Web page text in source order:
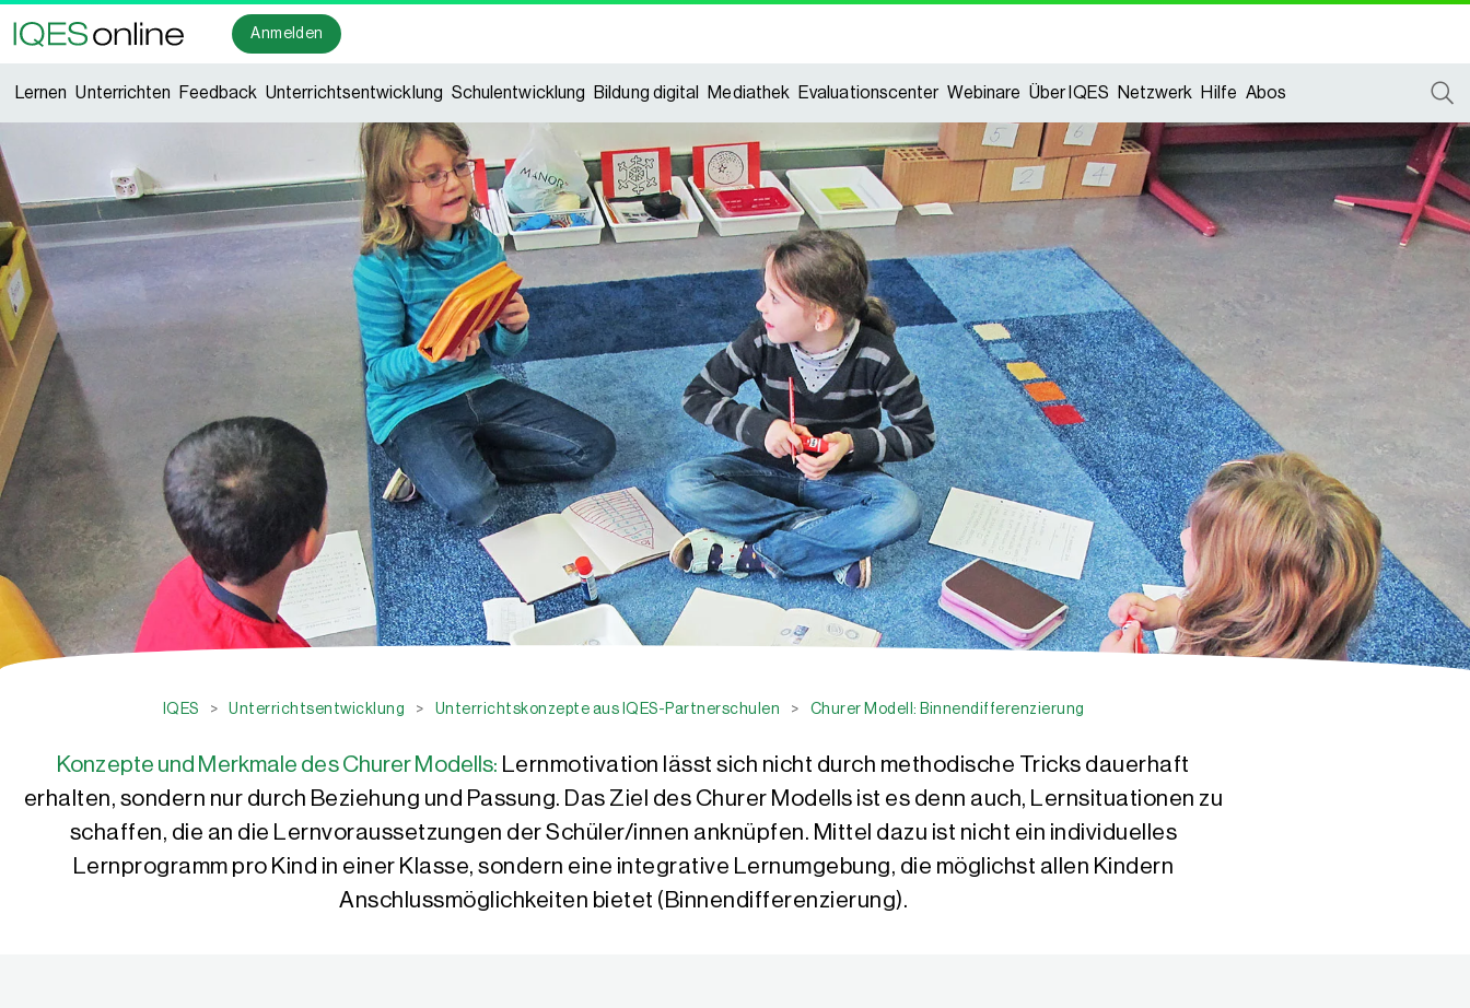
Anmelden
Lernen Unterrichten Feedback Unterrichtsentwicklung Schulentwicklung Bildung digital Mediathek Evaluationscenter Webinare Über IQES Netzwerk Hilfe Abos
IQES > Unterrichtsentwicklung > Unterrichtskonzepte aus IQES-Partnerschulen > Churer Modell: Binnendifferenzierung
Konzepte und Merkmale des Churer Modells: Lernmotivation lässt sich nicht durch methodische Tricks dauerhaft
erhalten, sondern nur durch Beziehung und Passung. Das Ziel des Churer Modells ist es denn auch, Lernsituationen zu
schaffen, die an die Lernvoraussetzungen der Schüler/innen anknüpfen. Mittel dazu ist nicht ein individuelles
Lernprogramm pro Kind in einer Klasse, sondern eine integrative Lernumgebung, die möglichst allen Kindern
Anschlussmöglichkeiten bietet (Binnendifferenzierung).